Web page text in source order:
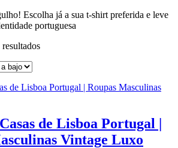
Escolha já a sua t-shirt preferida e leve
portuguesa
Ordenado
a
de Lisboa Portugal |
Vintage Luxo